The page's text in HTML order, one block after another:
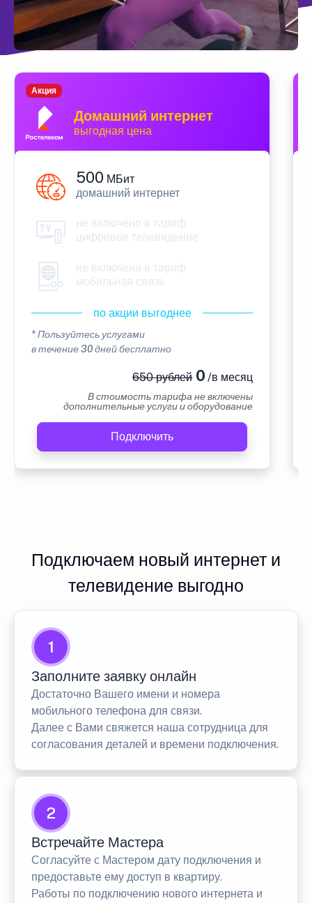
Домашний интернет
выгодная цена
Акция
500 МБит
домашний интернет
не включено в тариф
цифровое телевидение
не включена в тариф
мобильная связь
по акции выгоднее
* Пользуйтесь услугами
в течение 30 дней бесплатно
650 рублей0 /в месяц
В стоимость тарифа не включены
дополнительные услуги и оборудование
Подключить
Подключаем новый интернет и
телевидение выгодно
1
Заполните заявку онлайн
Достаточно Вашего имени и номера
мобильного телефона для связи.
Далее с Вами свяжется наша сотрудница для
согласования деталей и времени подключения.
2
Встречайте Мастера
Согласуйте с Мастером дату подключения и
предоставьте ему доступ в квартиру.
Работы по подключению нового интернета и